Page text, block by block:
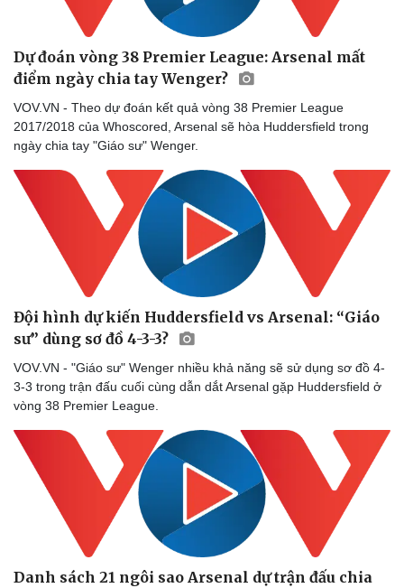
Doanh nghiệp
Thông tin doanh nghiệp
Doanh nghiệp 24h
Doanh nhân
Vì cộng đồng
Công nghệ
Sành điệu
Trải nghiệm
Chuyển đổi số
Dự đoán vòng 38 Premier League: Arsenal mất
điểm ngày chia tay Wenger?
VOV.VN - Theo dự đoán kết quả vòng 38 Premier League
2017/2018 của Whoscored, Arsenal sẽ hòa Huddersfield trong
ngày chia tay "Giáo sư" Wenger.
Đội hình dự kiến Huddersfield vs Arsenal: “Giáo
sư” dùng sơ đồ 4-3-3?
VOV.VN - "Giáo sư" Wenger nhiều khả năng sẽ sử dụng sơ đồ 4-
3-3 trong trận đấu cuối cùng dẫn dắt Arsenal gặp Huddersfield ở
vòng 38 Premier League.
Danh sách 21 ngôi sao Arsenal dự trận đấu chia